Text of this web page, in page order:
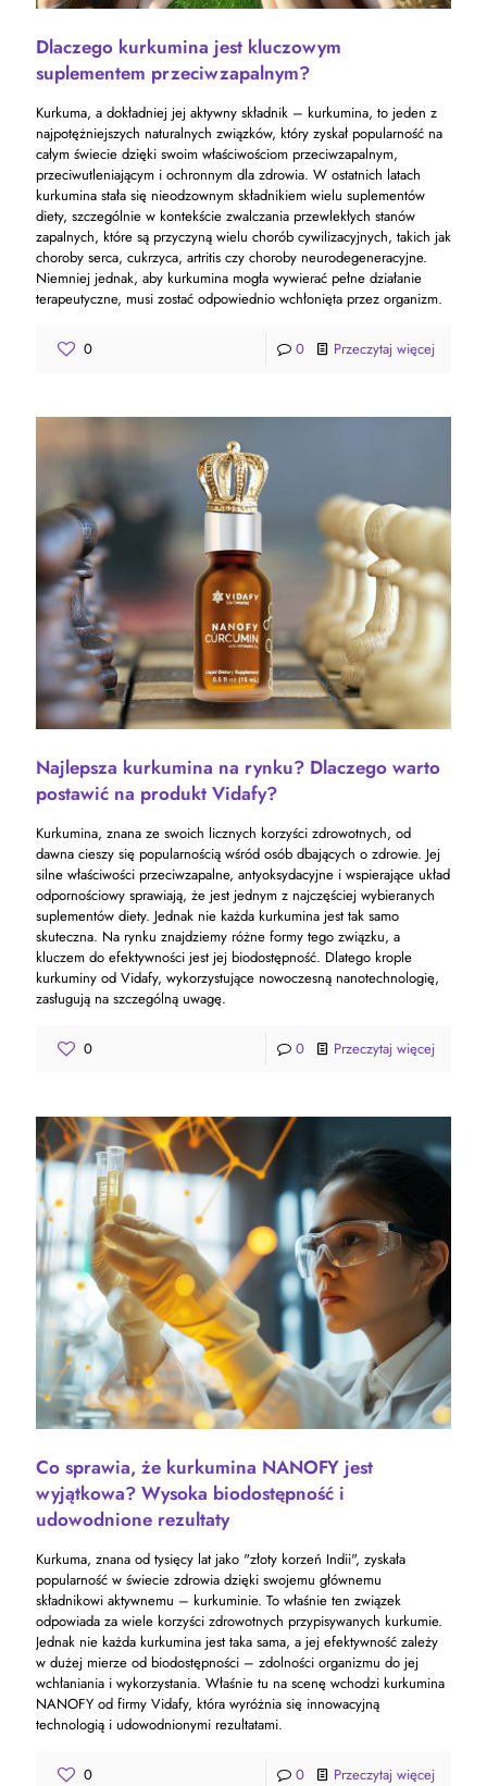
Dlaczego kurkumina jest kluczowym
suplementem przeciwzapalnym?
Kurkuma, a dokładniej jej aktywny składnik – kurkumina, to jeden z
najpotężniejszych naturalnych związków, który zyskał popularność na
całym świecie dzięki swoim właściwościom przeciwzapalnym,
przeciwutleniającym i ochronnym dla zdrowia. W ostatnich latach
kurkumina stała się nieodzownym składnikiem wielu suplementów
diety, szczególnie w kontekście zwalczania przewlekłych stanów
zapalnych, które są przyczyną wielu chorób cywilizacyjnych, takich jak
choroby serca, cukrzyca, artritis czy choroby neurodegeneracyjne.
Niemniej jednak, aby kurkumina mogła wywierać pełne działanie
terapeutyczne, musi zostać odpowiednio wchłonięta przez organizm.
0 0 Przeczytaj więcej
Najlepsza kurkumina na rynku? Dlaczego warto
postawić na produkt Vidafy?
Kurkumina, znana ze swoich licznych korzyści zdrowotnych, od
dawna cieszy się popularnością wśród osób dbających o zdrowie. Jej
silne właściwości przeciwzapalne, antyoksydacyjne i wspierające układ
odpornościowy sprawiają, że jest jednym z najczęściej wybieranych
suplementów diety. Jednak nie każda kurkumina jest tak samo
skuteczna. Na rynku znajdziemy różne formy tego związku, a
kluczem do efektywności jest jej biodostępność. Dlatego krople
kurkuminy od Vidafy, wykorzystujące nowoczesną nanotechnologię,
zasługują na szczególną uwagę.
0 0 Przeczytaj więcej
Co sprawia, że kurkumina NANOFY jest
wyjątkowa? Wysoka biodostępność i
udowodnione rezultaty
Kurkuma, znana od tysięcy lat jako "złoty korzeń Indii", zyskała
popularność w świecie zdrowia dzięki swojemu głównemu
składnikowi aktywnemu – kurkuminie. To właśnie ten związek
odpowiada za wiele korzyści zdrowotnych przypisywanych kurkumie.
Jednak nie każda kurkumina jest taka sama, a jej efektywność zależy
w dużej mierze od biodostępności – zdolności organizmu do jej
wchłaniania i wykorzystania. Właśnie tu na scenę wchodzi kurkumina
NANOFY od firmy Vidafy, która wyróżnia się innowacyjną
technologią i udowodnionymi rezultatami.
0 0 Przeczytaj więcej